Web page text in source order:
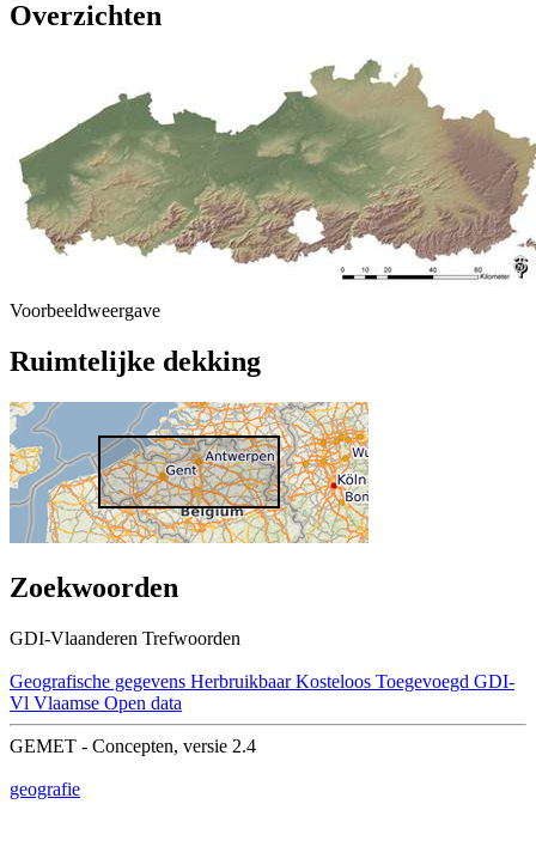
Overzichten
Voorbeeldweergave
Ruimtelijke dekking
Zoekwoorden
GDI-Vlaanderen Trefwoorden
Geografische gegevens Herbruikbaar Kosteloos Toegevoegd GDI-
Vl Vlaamse Open data
GEMET - Concepten, versie 2.4
geografie